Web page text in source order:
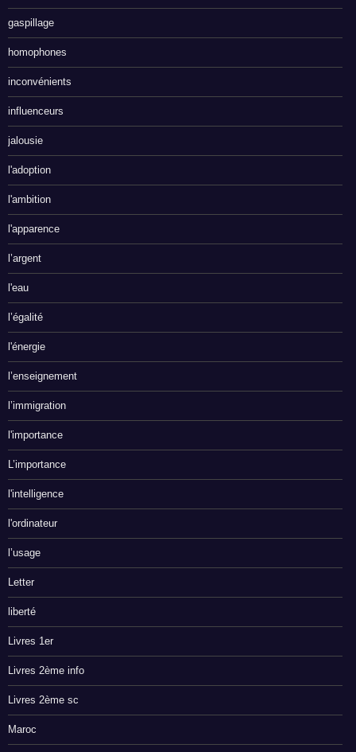
gaspillage
homophones
inconvénients
influenceurs
jalousie
l'adoption
l'ambition
l'apparence
l’argent
l'eau
l’égalité
l'énergie
l’enseignement
l’immigration
l'importance
L’importance
l'intelligence
l'ordinateur
l’usage
Letter
liberté
Livres 1er
Livres 2ème info
Livres 2ème sc
Maroc